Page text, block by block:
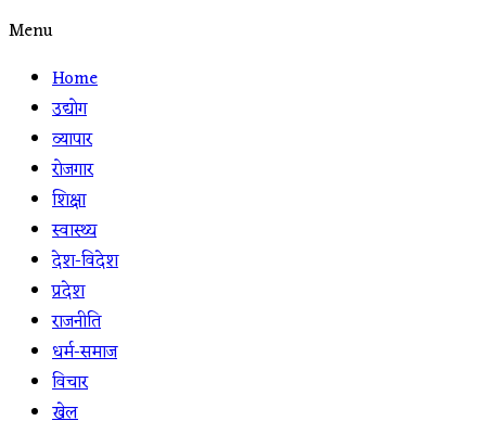
Menu
Home
उद्योग
व्यापार
रोजगार
शिक्षा
स्वास्थ्य
देश-विदेश
प्रदेश
राजनीति
धर्म-समाज
विचार
खेल